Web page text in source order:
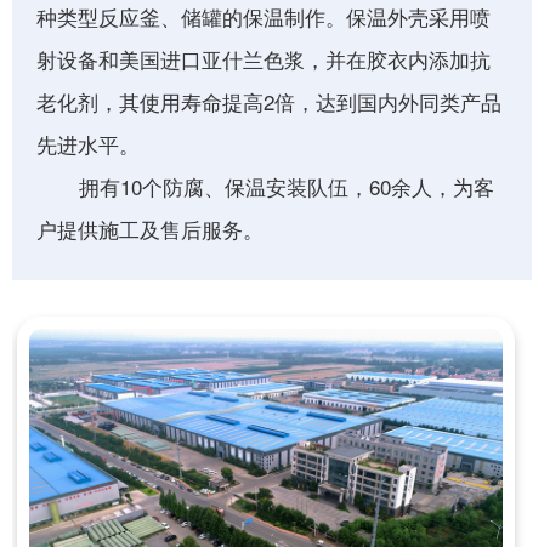
种类型反应釜、储罐的保温制作。保温外壳采用喷
射设备和美国进口亚什兰色浆，并在胶衣内添加抗
老化剂，其使用寿命提高2倍，达到国内外同类产品
先进水平。
拥有10个防腐、保温安装队伍，60余人，为客
户提供施工及售后服务。